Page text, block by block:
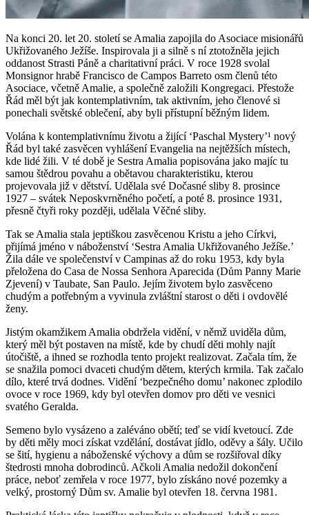
Na konci 20. let 20. století se Amalia zapojila do Asociace misionářů
Ukřižovaného Ježíše. Inspirovala ji a silně s ní ztotožněla jejich
oddanost Strasti Páně a charitativní práci. V roce 1928 svolal
Monsignor hrabě Francisco de Campos Barreto osm členů této
Asociace, včetně Amalie, a společně založili Kongregaci. Přestože
Řád měl být jak kontemplativním, tak aktivním, jeho členové si
ponechali světské oblečení, aby byli přístupní běžným lidem.
Volána k kontemplativnímu životu a žijící ‘Paschal Mystery’¹ nový
Řád byl také zasvěcen vyhlášení Evangelia na nejtěžších místech,
kde lidé žili. V té době je Sestra Amalia popisována jako majíc tu
samou štědrou povahu a obětavou charakteristiku, kterou
projevovala již v dětství. Udělala své Dočasné sliby 8. prosince
1927 – svátek Neposkvrněného početí, a poté 8. prosince 1931,
přesně čtyři roky později, udělala Věčné sliby.
Tak se Amalia stala jeptiškou zasvěcenou Kristu a jeho Církvi,
přijímá jméno v náboženství ‘Sestra Amalia Ukřižovaného Ježíše.’
Žila dále ve společenství v Campinas až do roku 1953, kdy byla
přeložena do Casa de Nossa Senhora Aparecida (Dům Panny Marie
Zjevení) v Taubate, San Paulo. Jejím životem bylo zasvěceno
chudým a potřebným a vyvinula zvláštní starost o děti i ovdovělé
ženy.
Jistým okamžikem Amalia obdržela vidění, v němž uviděla dům,
který měl být postaven na místě, kde by chudí děti mohly najít
útočiště, a ihned se rozhodla tento projekt realizovat. Začala tím, že
se snažila pomoci dvaceti chudým dětem, kterých krmila. Tak začalo
dílo, které trvá dodnes. Vidění ‘bezpečného domu’ nakonec zplodilo
ovoce v roce 1969, kdy byl otevřen domov pro děti ve vesnici
svatého Geralda.
Semeno bylo vysázeno a zaléváno obětí; teď se vidí kvetoucí. Zde
by děti měly moci získat vzdělání, dostávat jídlo, oděvy a šály. Učilo
se šití, hygienu a náboženské výchovy a dům se rozšiřoval díky
štedrosti mnoha dobrodinců. Ačkoli Amalia nedožil dokončení
práce, neboť zemřela v roce 1977, bylo získáno nové pozemky a
velký, prostorný Dům sv. Amalie byl otevřen 18. června 1981.